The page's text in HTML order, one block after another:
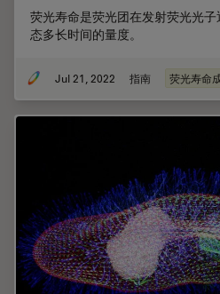
荧光寿命是荧光团在发射荧光光
态多长时间的量度。
Jul 21, 2022 指南 荧光寿命